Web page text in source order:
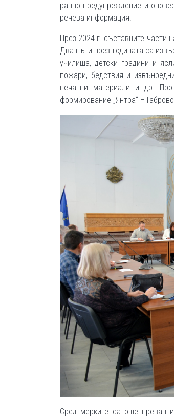
ранно предупреждение и
речева информация.
През 2024 г. съставните части
Два пъти през годината са
училища, детски градини и
пожари, бедствия и
печатни материали и др.
формирование „Янтра“ –
Сред мерките са още